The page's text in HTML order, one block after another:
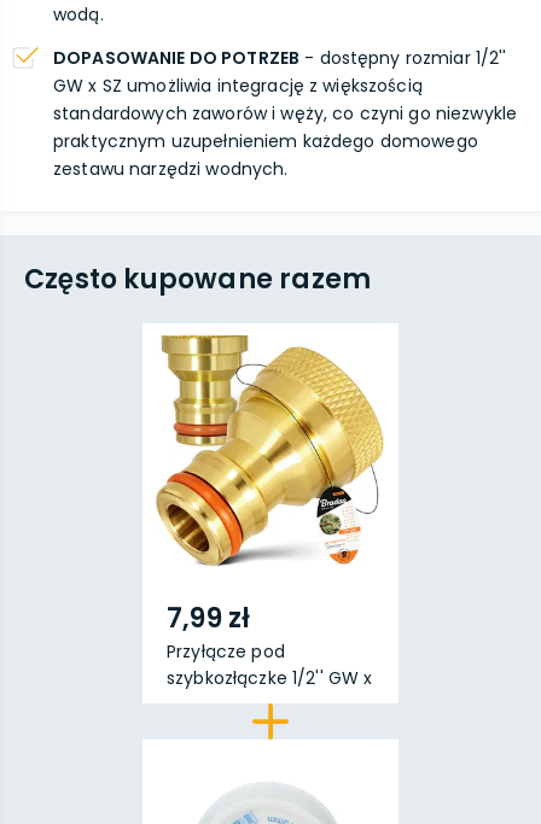
wodą.
DOPASOWANIE DO POTRZEB - dostępny rozmiar 1/2''
GW x SZ umożliwia integrację z większością
standardowych zaworów i węży, co czyni go niezwykle
praktycznym uzupełnieniem każdego domowego
zestawu narzędzi wodnych.
Często kupowane razem
7,99 zł
Przyłącze pod
szybkozłączke 1/2'' GW x
S...